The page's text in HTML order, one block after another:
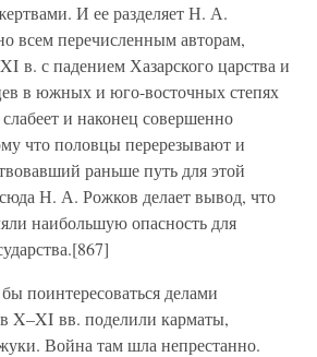
И ее разделяет Н. А.
всем перечисленным авторам,
в. с падением Хазарского царства и
в южных и юго-восточных степях
и наконец совершенно
что половцы перерезывают и
раньше путь для этой
Н. А. Рожков делает вывод, что
наибольшую опасность для
поинтересоваться делами
X–XI вв. поделили карматы,
Война там шла непрестанно.